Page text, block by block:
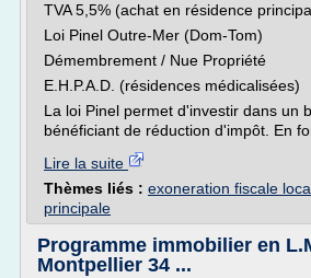
TVA 5,5% (achat en résidence
Loi Pinel Outre-Mer (Dom-Tom)
Démembrement / Nue Propriété
E.H.P.A.D. (résidences médicalisées)
La loi Pinel permet d'investir dans un
bénéficiant de réduction d'impôt. En
Lire la suite
Thèmes liés : exoneration fiscale
principale
Programme immobilier en
Montpellier 34 ...